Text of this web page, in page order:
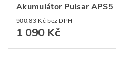
Akumulátor Pulsar APS5
900,83 Kč bez DPH
1 090 Kč